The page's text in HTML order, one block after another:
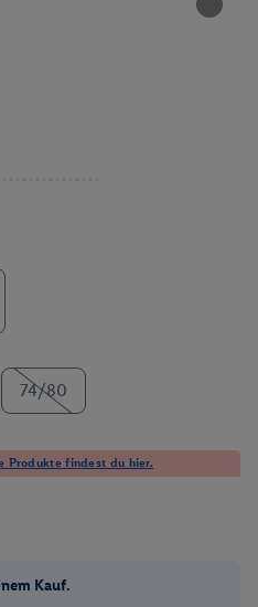
74/80
Produkte findest du hier.
Kauf.